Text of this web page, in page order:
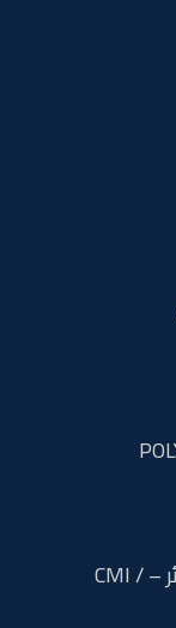
مصنع تجميع الصلب المتكتل الحجار الجزائر – CMI /